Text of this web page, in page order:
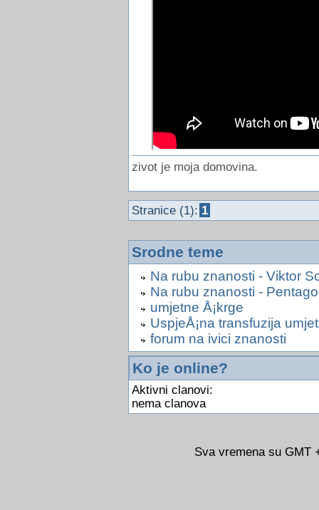
zivot je moja domovina.
Stranice (1): 1
Srodne teme
Na rubu znanosti - Viktor
Na rubu znanosti -
umjetne Å¡krge
UspjeÅ¡na transfuzija
forum na ivici znanosti
Ko je online?
Aktivni clanovi:
nema clanova
Sva vremena su GMT